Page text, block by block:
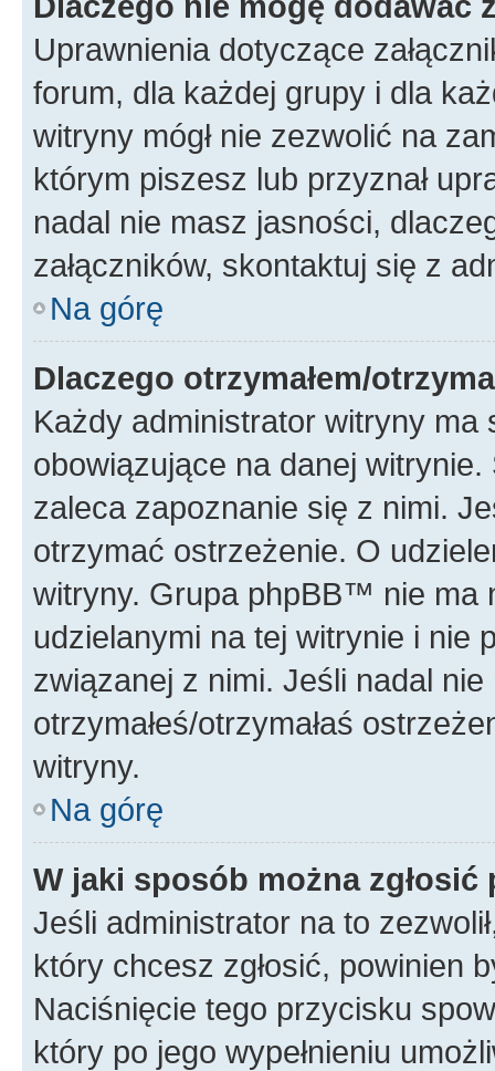
Uprawnienia dotyczące
forum, dla każdej grupy i dla
witryny mógł nie zezwolić na
którym piszesz lub przyznał
nadal nie masz jasności,
załączników, skontaktuj się z
Na górę
Dlaczego otrzymałem/
Każdy administrator witryny ma
obowiązujące na danej
zaleca zapoznanie się z nimi.
otrzymać ostrzeżenie. O
witryny. Grupa phpBB™ nie ma
udzielanymi na tej witrynie i nie
związanej z nimi. Jeśli nadal
otrzymałeś/otrzymałaś
witryny.
Na górę
W jaki sposób można
Jeśli administrator na to
który chcesz zgłosić, powinien
Naciśnięcie tego przycisku
który po jego wypełnieniu